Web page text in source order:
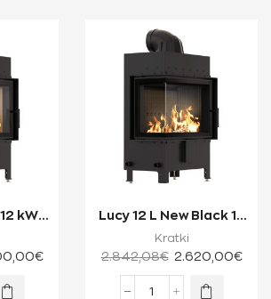
kW
€
Lucy 12 L New Black 12
kW Ενεργειακό Τζάκι
Ξύλου Δ...
Kratki
2.842,08€ 2.620,00€